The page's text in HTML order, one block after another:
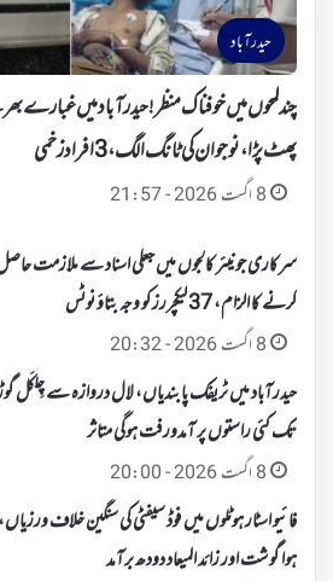
حیدرآباد
چند لمحوں میں خوفناک منظر!حیدرآباد میں غبارے
پھٹ پڑا، نوجوان کی ٹانگ الگ، 3 افراد زخمی
8 اگست 2026 - 21:57
سرکاری جونیئر کالجوں میں جعلی اسناد سے ملازمت
کرنے کا الزام، 37 لیکچررز کو وجہ بتاؤ نوٹس
8 اگست 2026 - 20:32
حیدرآباد میں ٹریفک پابندیاں، لال دروازہ سے چِلکَل
تک کئی راستوں پر آمدورفت ہوگی متاثر
8 اگست 2026 - 20:00
فائیو اسٹار ہوٹلوں میں فوڈ سیفٹی کی سنگین خلاف
ہوا گوشت اور زائد المیعاد دودھ برآمد